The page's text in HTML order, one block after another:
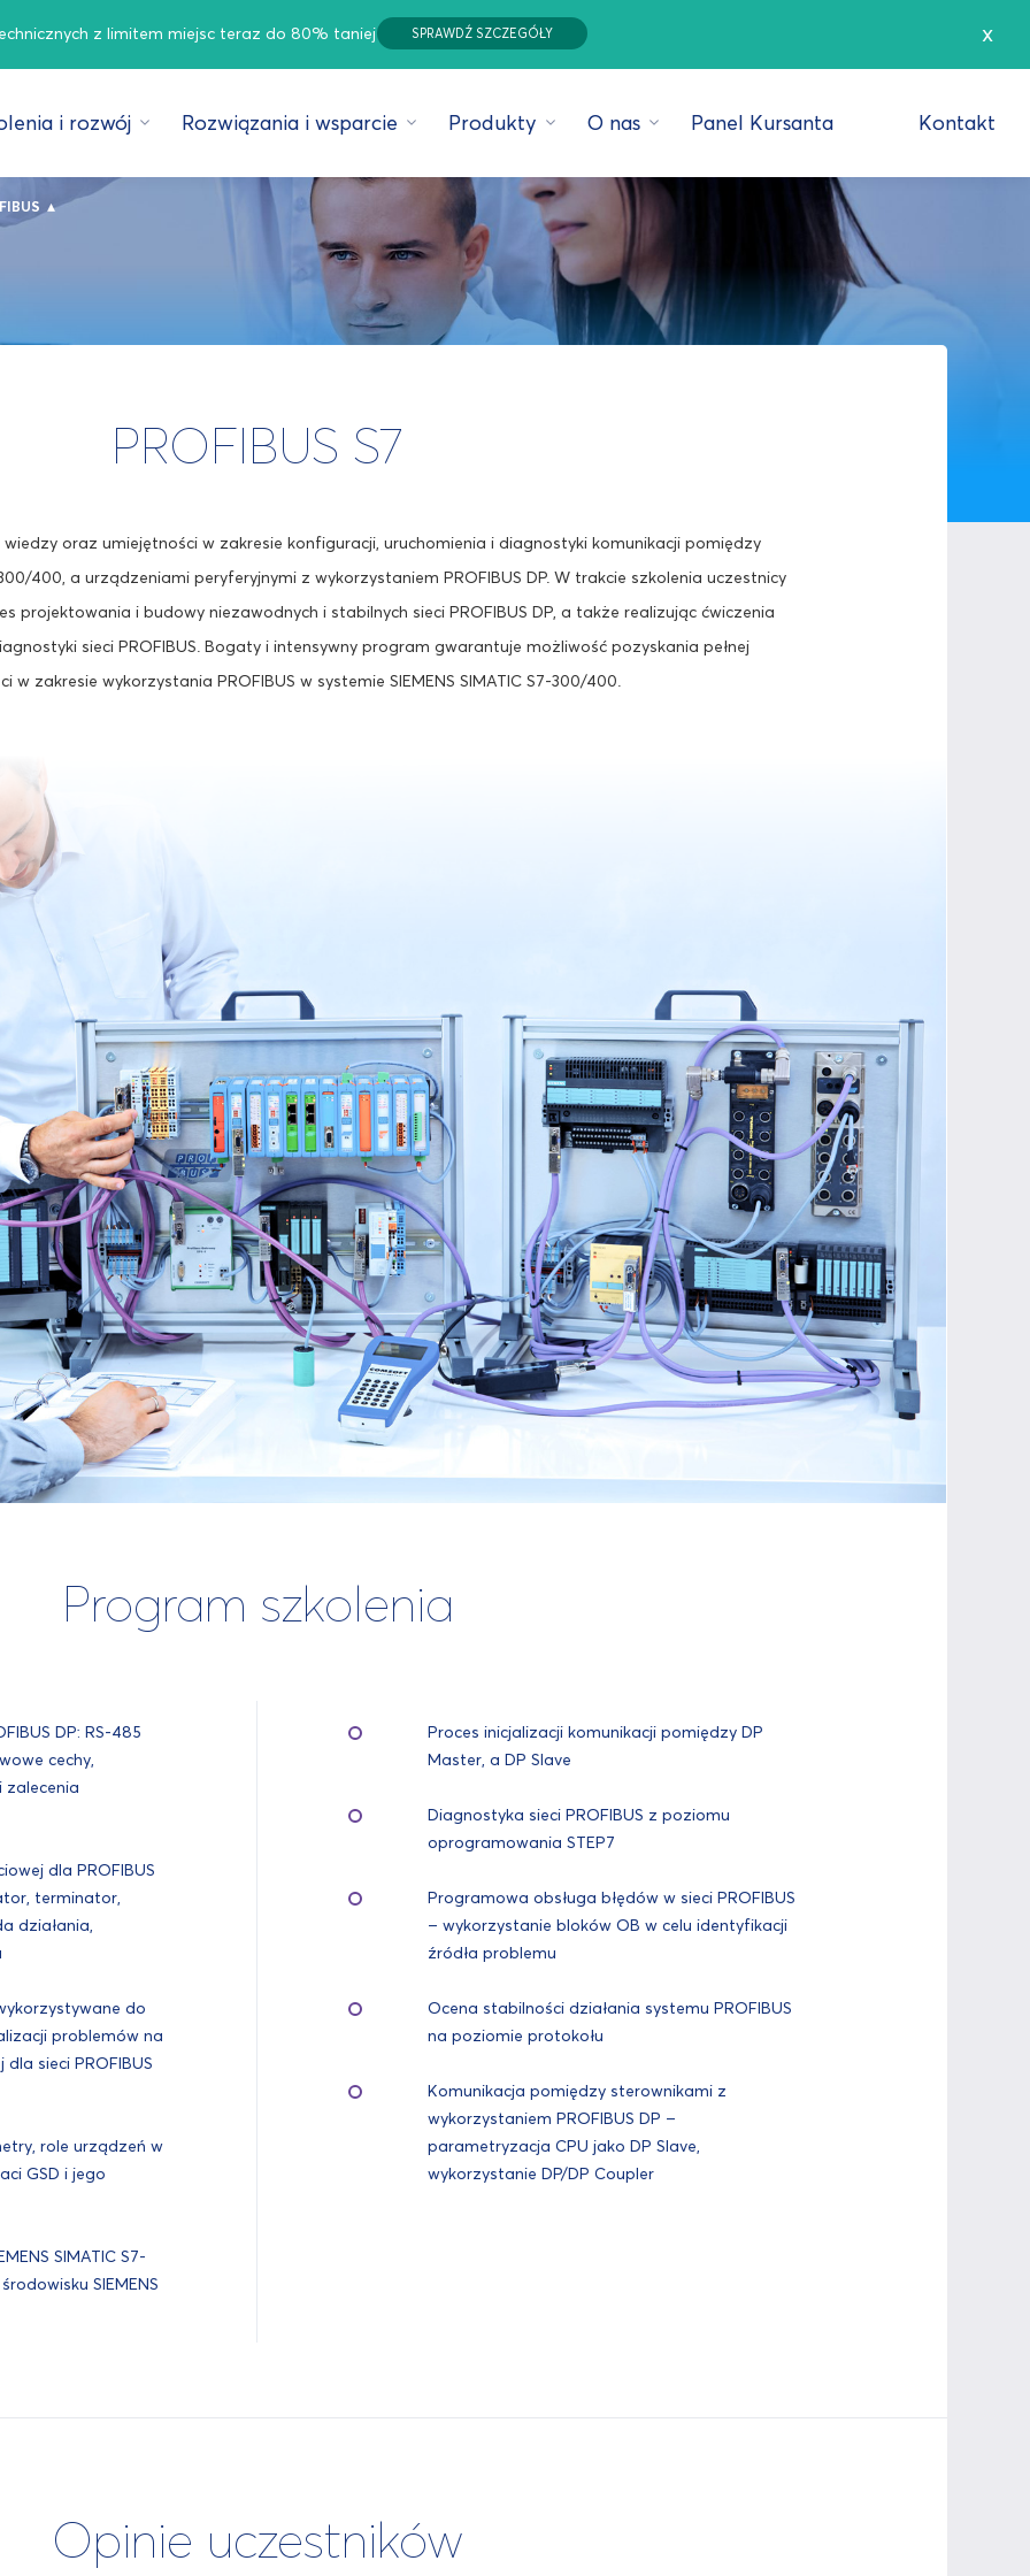
z limitem miejsc teraz do 80% taniej SPRAWDŹ SZCZEGÓŁY x
i rozwój Rozwiązania i wsparcie Produkty O nas Panel Kursanta Kontakt
▴
PROFIBUS S7
oraz umiejętności w zakresie konfiguracji, uruchomienia i diagnostyki komunikacji pomiędzy
400, a urządzeniami peryferyjnymi z wykorzystaniem PROFIBUS DP. W trakcie szkolenia uczestnicy
projektowania i budowy niezawodnych i stabilnych sieci PROFIBUS DP, a także realizując ćwiczenia
sieci PROFIBUS. Bogaty i intensywny program gwarantuje możliwość pozyskania pełnej
w zakresie wykorzystania PROFIBUS w systemie SIEMENS SIMATIC S7-300/400.
Program szkolenia
DP: RS-485
cechy,
dla PROFIBUS
terminator,
działania,
do
problemów na
sieci PROFIBUS
role urządzeń w
GSD i jego
SIMATIC S7-
SIEMENS
Proces inicjalizacji komunikacji pomiędzy DP
Master, a DP Slave
Diagnostyka sieci PROFIBUS z poziomu
oprogramowania STEP7
Programowa obsługa błędów w sieci PROFIBUS
– wykorzystanie bloków OB w celu identyfikacji
źródła problemu
Ocena stabilności działania systemu PROFIBUS
na poziomie protokołu
Komunikacja pomiędzy sterownikami z
wykorzystaniem PROFIBUS DP –
parametryzacja CPU jako DP Slave,
wykorzystanie DP/DP Coupler
Opinie uczestników